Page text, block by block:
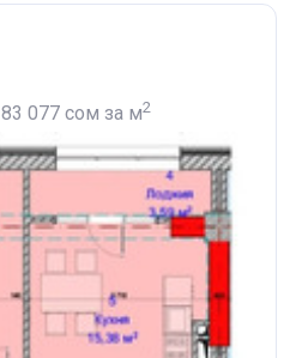
‍83 077 сом за м2